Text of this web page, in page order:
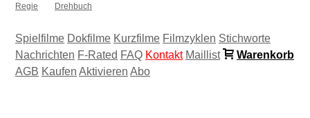
Regie Drehbuch
Spielfilme Dokfilme Kurzfilme Filmzyklen Stichworte
Nachrichten F-Rated FAQ Kontakt Maillist
Warenkorb
AGB Kaufen Aktivieren Abo